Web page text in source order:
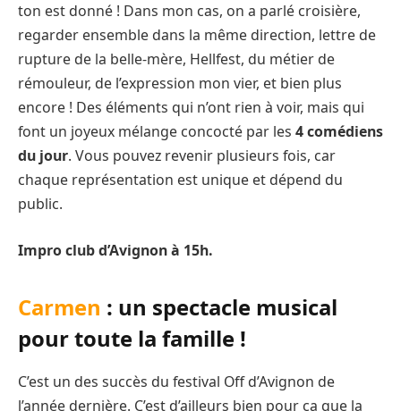
ton est donné ! Dans mon cas, on a parlé croisière,
regarder ensemble dans la même direction, lettre de
rupture de la belle-mère, Hellfest, du métier de
rémouleur, de l’expression mon vier, et bien plus
encore ! Des éléments qui n’ont rien à voir, mais qui
font un joyeux mélange concocté par les 4 comédiens
du jour. Vous pouvez revenir plusieurs fois, car
chaque représentation est unique et dépend du
public.
Impro club d’Avignon à 15h.
Carmen : un spectacle musical
pour toute la famille !
C’est un des succès du festival Off d’Avignon de
l’année dernière. C’est d’ailleurs bien pour ça que la